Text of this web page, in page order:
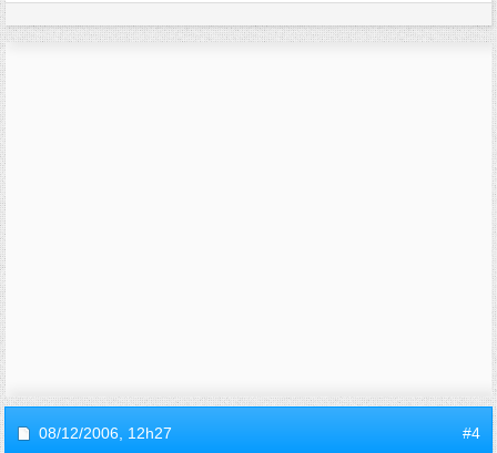
08/12/2006, 12h27 #4